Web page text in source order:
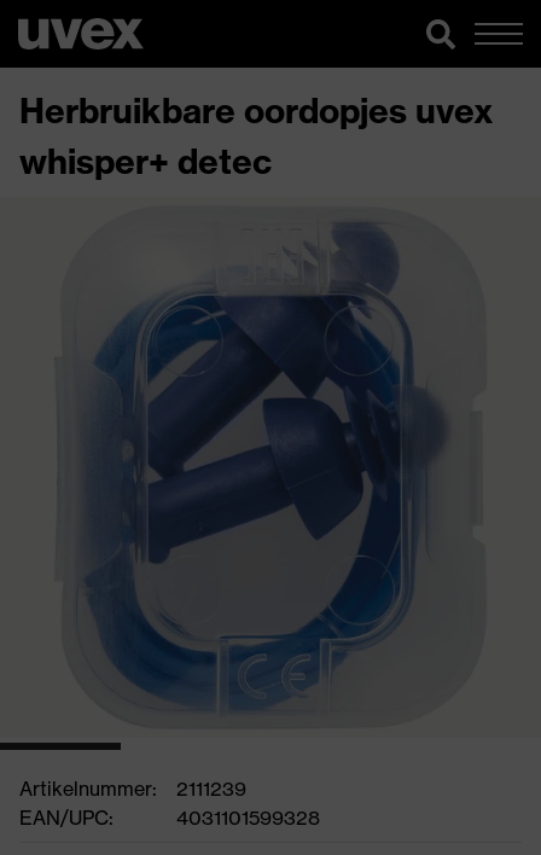
Herbruikbare oordopjes uvex
whisper+ detec
Artikelnummer:
2111239
EAN/UPC:
4031101599328